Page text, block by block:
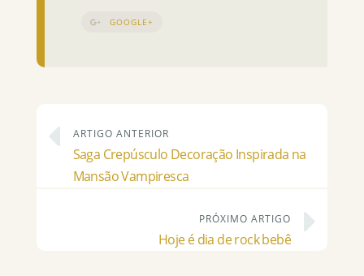
GOOGLE+
ARTIGO ANTERIOR
Saga Crepúsculo Decoração Inspirada na
Mansão Vampiresca
PRÓXIMO ARTIGO
Hoje é dia de rock bebê